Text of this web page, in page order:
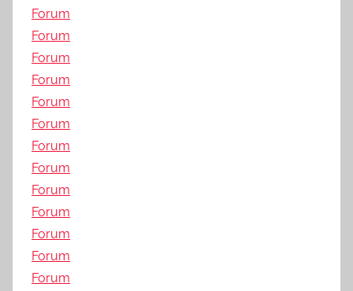
Forum
Forum
Forum
Forum
Forum
Forum
Forum
Forum
Forum
Forum
Forum
Forum
Forum